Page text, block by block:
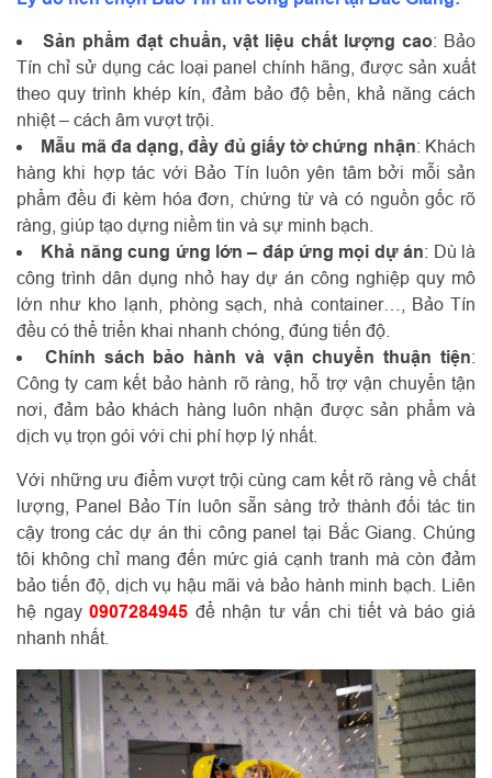
Sản phẩm đạt chuẩn, vật liệu chất lượng cao: Bảo
Tín chỉ sử dụng các loại panel chính hãng, được sản xuất
theo quy trình khép kín, đảm bảo độ bền, khả năng cách
nhiệt – cách âm vượt trội.
Mẫu mã đa dạng, đầy đủ giấy tờ chứng nhận: Khách
hàng khi hợp tác với Bảo Tín luôn yên tâm bởi mỗi sản
phẩm đều đi kèm hóa đơn, chứng từ và có nguồn gốc rõ
ràng, giúp tạo dựng niềm tin và sự minh bạch.
Khả năng cung ứng lớn – đáp ứng mọi dự án: Dù là
công trình dân dụng nhỏ hay dự án công nghiệp quy mô
lớn như kho lạnh, phòng sạch, nhà container…, Bảo Tín
đều có thể triển khai nhanh chóng, đúng tiến độ.
Chính sách bảo hành và vận chuyển thuận tiện:
Công ty cam kết bảo hành rõ ràng, hỗ trợ vận chuyển tận
nơi, đảm bảo khách hàng luôn nhận được sản phẩm và
dịch vụ trọn gói với chi phí hợp lý nhất.
Với những ưu điểm vượt trội cùng cam kết rõ ràng về chất
lượng, Panel Bảo Tín luôn sẵn sàng trở thành đối tác tin
cậy trong các dự án thi công panel tại Bắc Giang. Chúng
tôi không chỉ mang đến mức giá cạnh tranh mà còn đảm
bảo tiến độ, dịch vụ hậu mãi và bảo hành minh bạch. Liên
hệ ngay0907284945 để nhận tư vấn chi tiết và báo giá
nhanh nhất.